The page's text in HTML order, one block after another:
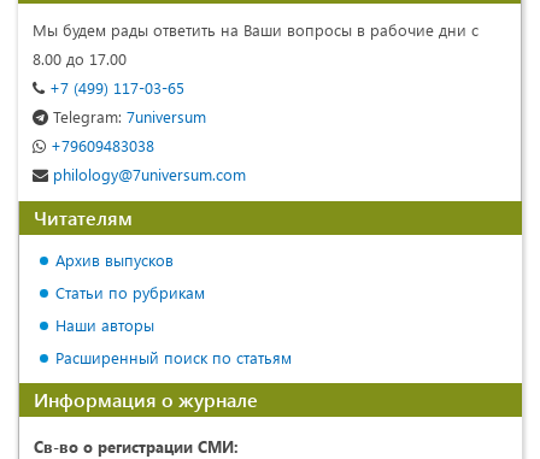
Мы будем рады ответить на Ваши вопросы в рабочие дни с
8.00 до 17.00
+7 (499) 117-03-65
Telegram: 7universum
+79609483038
philology@7universum.com
Читателям
Архив выпусков
Статьи по рубрикам
Наши авторы
Расширенный поиск по статьям
Информация о журнале
Св-во о регистрации СМИ: